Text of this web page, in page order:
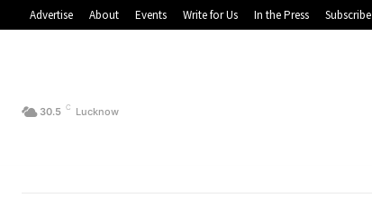
Advertise About Events Write for Us In the Press Subscribe
30.5 C Lucknow